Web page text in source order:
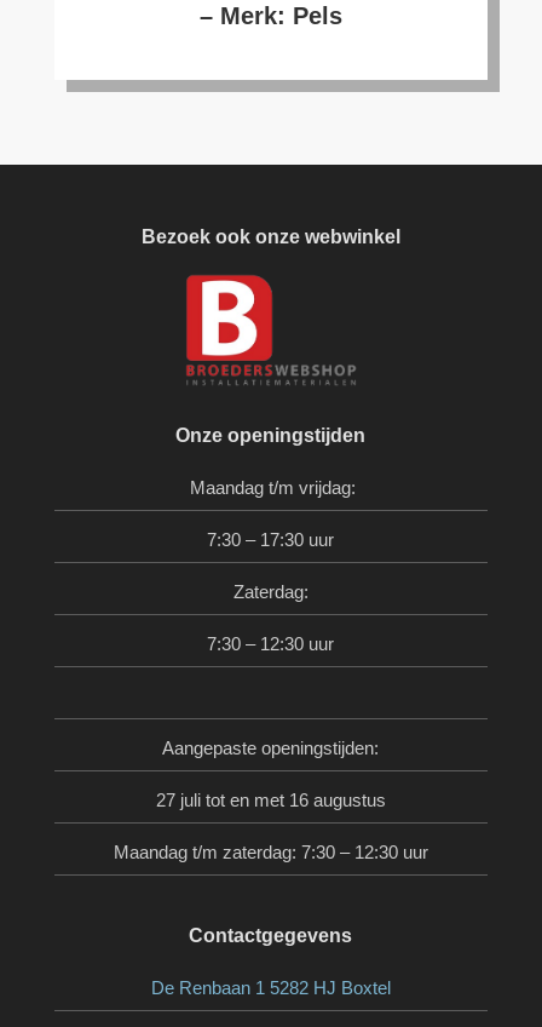
– Merk: Pels
Bezoek ook onze webwinkel
Onze openingstijden
Maandag t/m vrijdag:
7:30 – 17:30 uur
Zaterdag:
7:30 – 12:30 uur
Aangepaste openingstijden:
27 juli tot en met 16 augustus
Maandag t/m zaterdag: 7:30 – 12:30 uur
Contactgegevens
De Renbaan 1 5282 HJ Boxtel